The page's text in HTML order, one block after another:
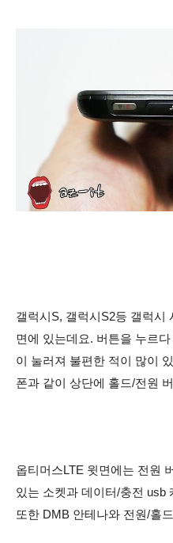
갤럭시S, 갤럭시S2등 갤럭시
면에 있는데요. 버튼을 누르
이 눌러져 불편한 적이 많이
폰과 같이 상단에 홀드/전원
옵티머스LTE 윗면에는 전원
있는 소켓과 데이터/충전 usb
또한 DMB 안테나와 전원/홀